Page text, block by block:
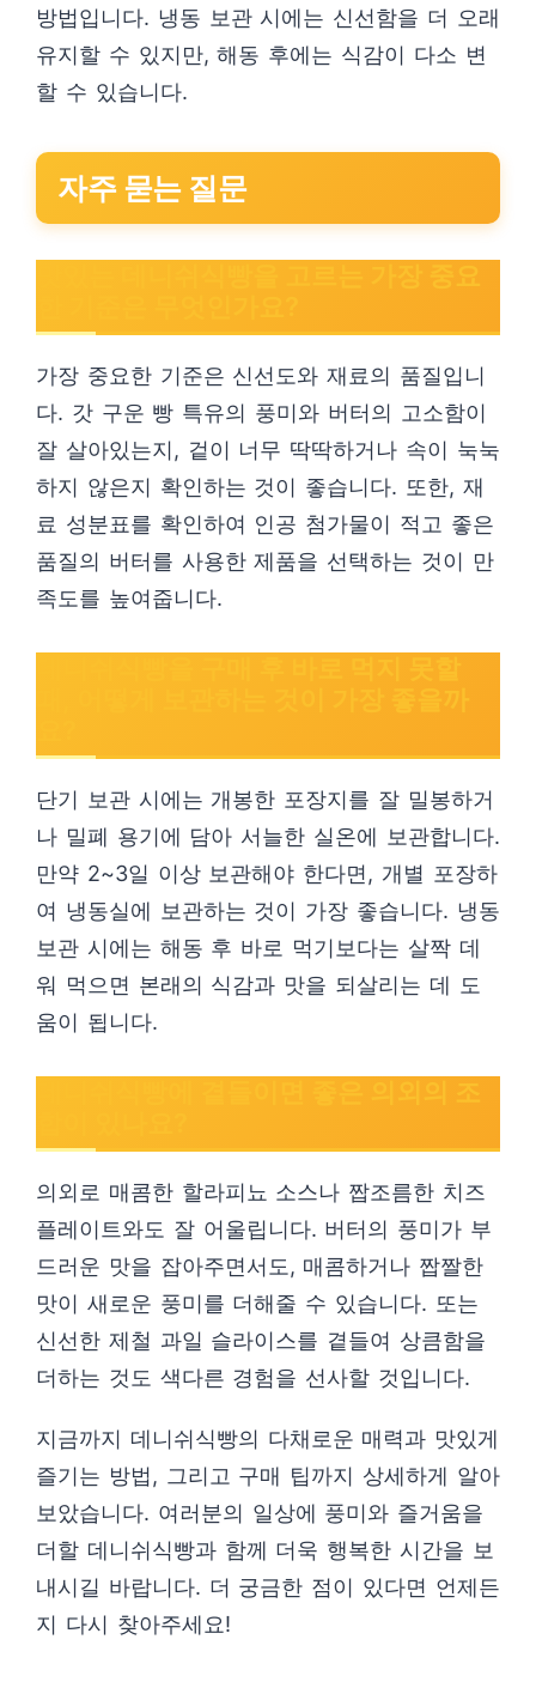
방법입니다. 냉동 보관 시에는 신선함을 더 오래
유지할 수 있지만, 해동 후에는 식감이 다소 변
할 수 있습니다.
자주 묻는 질문
가장 중요한 기준은 신선도와 재료의 품질입니
다. 갓 구운 빵 특유의 풍미와 버터의 고소함이
잘 살아있는지, 겉이 너무 딱딱하거나 속이 눅눅
하지 않은지 확인하는 것이 좋습니다. 또한, 재
료 성분표를 확인하여 인공 첨가물이 적고 좋은
품질의 버터를 사용한 제품을 선택하는 것이 만
족도를 높여줍니다.
단기 보관 시에는 개봉한 포장지를 잘 밀봉하거
나 밀폐 용기에 담아 서늘한 실온에 보관합니다.
만약 2~3일 이상 보관해야 한다면, 개별 포장하
여 냉동실에 보관하는 것이 가장 좋습니다. 냉동
보관 시에는 해동 후 바로 먹기보다는 살짝 데
워 먹으면 본래의 식감과 맛을 되살리는 데 도
움이 됩니다.
의외로 매콤한 할라피뇨 소스나 짭조름한 치즈
플레이트와도 잘 어울립니다. 버터의 풍미가 부
드러운 맛을 잡아주면서도, 매콤하거나 짭짤한
맛이 새로운 풍미를 더해줄 수 있습니다. 또는
신선한 제철 과일 슬라이스를 곁들여 상큼함을
더하는 것도 색다른 경험을 선사할 것입니다.
지금까지 데니쉬식빵의 다채로운 매력과 맛있게
즐기는 방법, 그리고 구매 팁까지 상세하게 알아
보았습니다. 여러분의 일상에 풍미와 즐거움을
더할 데니쉬식빵과 함께 더욱 행복한 시간을 보
내시길 바랍니다. 더 궁금한 점이 있다면 언제든
지 다시 찾아주세요!